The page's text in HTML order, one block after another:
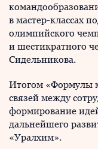
в мастер-классах
олимпийского
и шестикратного
Сидельникова.
Итогом «Формулы
связей между
формирование
дальнейшего
«Уралхим».